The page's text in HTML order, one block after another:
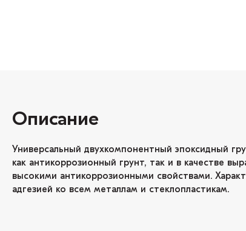
Описание
Универсальный двухкомпонентный эпоксидный
как антикоррозионный грунт, так и в качестве
высокими антикоррозионными свойствами.
адгезией ко всем металлам и стеклопластикам.